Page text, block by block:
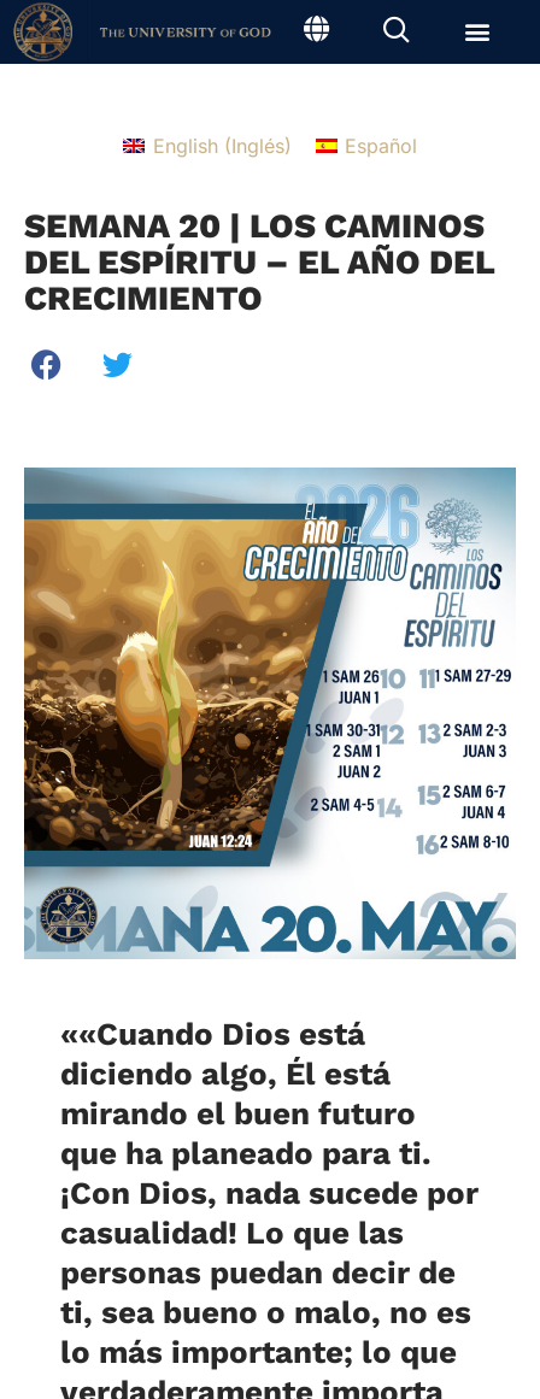
English(Inglés) Español
SEMANA 20 | LOS CAMINOS
DEL ESPÍRITU – EL AÑO DEL
CRECIMIENTO
««Cuando Dios está
diciendo algo, Él está
mirando el buen futuro
que ha planeado para ti.
¡Con Dios, nada sucede por
casualidad! Lo que las
personas puedan decir de
ti, sea bueno o malo, no es
lo más importante; lo que
verdaderamente importa